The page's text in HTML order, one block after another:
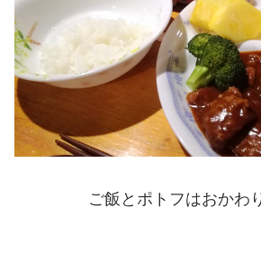
ご飯とポトフはおかわ